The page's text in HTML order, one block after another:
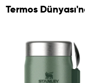
Termos